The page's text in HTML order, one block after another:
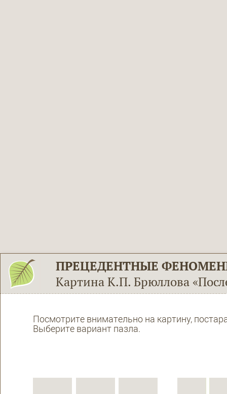
ПРЕЦЕДЕНТНЫЕ
Картина К.П. Брюллова
Посмотрите внимательно на картину,
Выберите вариант пазла.